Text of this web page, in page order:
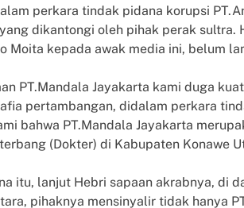
perkara tindak pidana korupsi
dikantongi oleh pihak perak sultra.
Moita kepada awak media ini, belum
PT.Mandala Jayakarta kami duga
pertambangan, didalam perkara
bahwa PT.Mandala Jayakarta
(Dokter) di Kabupaten Konawe
itu, lanjut Hebri sapaan akrabnya, di
pihaknya mensinyalir tidak hanya